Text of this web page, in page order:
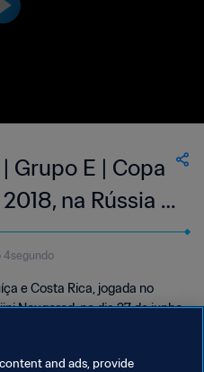
Grupo E | Copa
na Rússia |
4segundo
e Costa Rica, jogada no
Novgorod, no dia 27 de junho
and ads, provide